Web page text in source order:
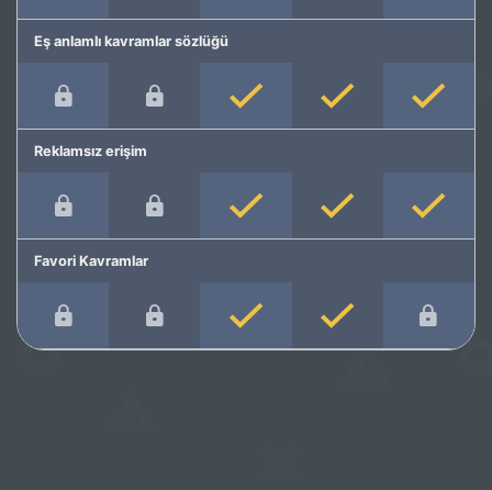
Eş anlamlı kavramlar sözlüğü
Reklamsız erişim
Favori Kavramlar